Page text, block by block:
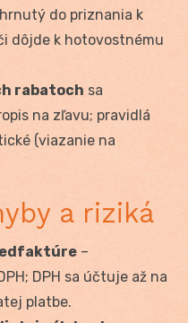
do priznania k
dôjde k hotovostnému
rabatoch sa
na zľavu; pravidlá
(viazanie na
a riziká
–
DPH sa účtuje až na
platbe.